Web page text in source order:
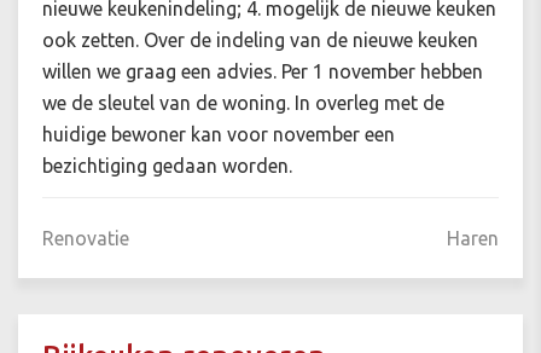
nieuwe keukenindeling; 4. mogelijk de nieuwe keuken
ook zetten. Over de indeling van de nieuwe keuken
willen we graag een advies. Per 1 november hebben
we de sleutel van de woning. In overleg met de
huidige bewoner kan voor november een
bezichtiging gedaan worden.
Renovatie Haren